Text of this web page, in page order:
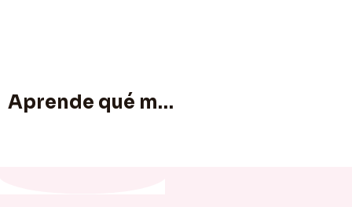
Aprende qué material usar para aplicar foil según tu proyecto: papel, tóner, laminadora, adhesivos, láminas, rollos y tipos de foil